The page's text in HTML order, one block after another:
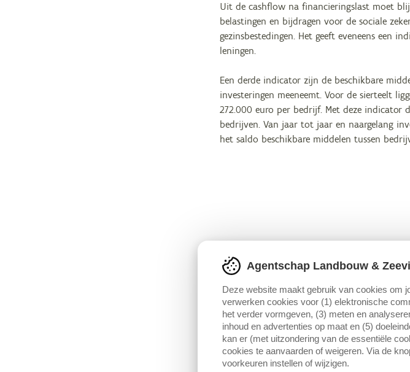
Uit de cashflow na financieringslast moet
belastingen en bijdragen voor de sociale
gezinsbestedingen. Het geeft eveneens een
leningen.
Een derde indicator zijn de beschikbare
investeringen meeneemt. Voor de sierteelt
272.000 euro per bedrijf. Met deze indicator
bedrijven. Van jaar tot jaar en naargelang
het saldo beschikbare middelen tussen
Agentschap Landbouw &
Deze website maakt gebruik van cookies om
verwerken cookies voor (1) elektronische
het verder vormgeven, (3) meten en
inhoud en advertenties op maat en (5)
kan er (met uitzondering van de essentiële
cookies te aanvaarden of weigeren. Via de
voorkeuren instellen of wijzigen.